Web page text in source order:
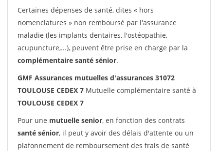
Certaines dépenses de santé, dites « hors
nomenclatures » non remboursé par l'assurance
maladie (les implants dentaires, l'ostéopathie,
acupuncture,...), peuvent être prise en charge par la
complémentaire santé sénior.
GMF Assurances mutuelles d'assurances 31072
TOULOUSE CEDEX 7 Mutuelle complémentaire santé à
TOULOUSE CEDEX 7
Pour une mutuelle senior, en fonction des contrats
santé sénior, il peut y avoir des délais d'attente ou un
plafonnement de remboursement des frais de santé